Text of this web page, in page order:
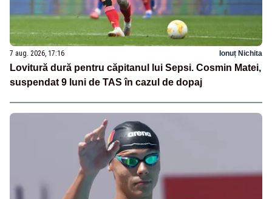
7 aug. 2026, 17:16 Ionuț Nichita
Lovitură dură pentru căpitanul lui Sepsi. Cosmin Matei,
suspendat 9 luni de TAS în cazul de dopaj